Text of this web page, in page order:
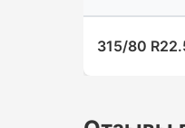
315/80